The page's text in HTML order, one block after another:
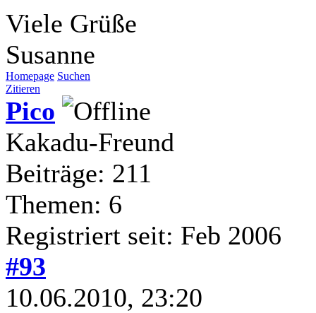
Viele Grüße
Susanne
Homepage Suchen
Zitieren
Pico
Kakadu-Freund
Beiträge: 211
Themen: 6
Registriert seit: Feb 2006
#93
10.06.2010, 23:20